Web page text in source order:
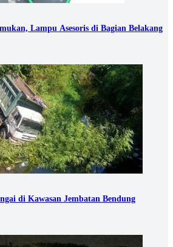
Lampu Asesoris di Bagian Belakang
di Kawasan Jembatan Bendung